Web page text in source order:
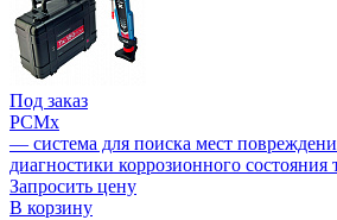
Под заказ
PCMx
— система для поиска мест
диагностики коррозионного состояния
Запросить цену
В корзину